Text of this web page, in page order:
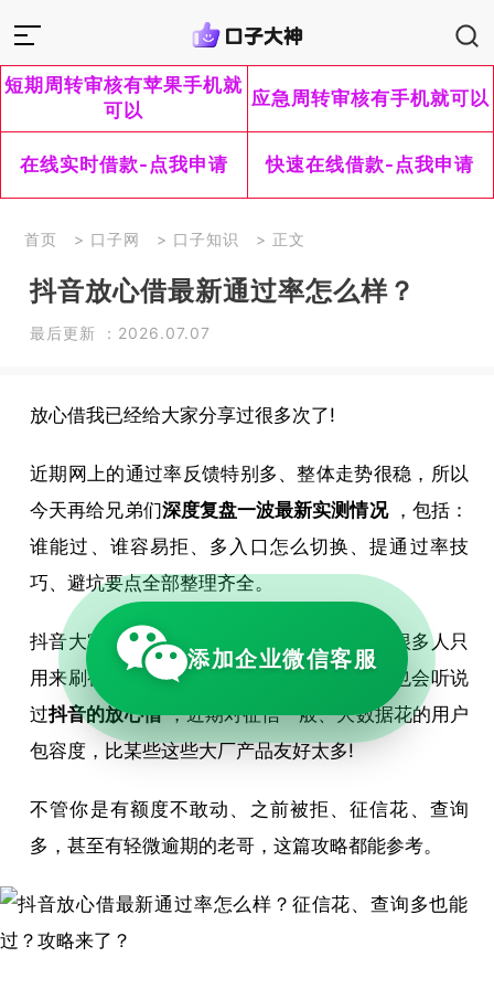
短期周转审核有苹果手机就
可以
应急周转审核有手机就可以
在线实时借款-点我申请 快速在线借款-点我申请
首页 > 口子网 > 口子知识 > 正文
抖音放心借最新通过率怎么样？
最后更新 ：2026.07.07
放心借我已经给大家分享过很多次了!
近期网上的通过率反馈特别多、整体走势很稳，所以
今天再给兄弟们深度复盘一波最新实测情况，包括：
谁能过、谁容易拒、多入口怎么切换、提通过率技
巧、避坑要点全部整理齐全。
抖音大家天天刷，国民级软件不用多说。但很多人只
用来刷视频、看直播，就算没有使用，肯定也会听说
过抖音的放心借，近期对征信一般、大数据花的用户
包容度，比某些这些大厂产品友好太多!
不管你是有额度不敢动、之前被拒、征信花、查询
多，甚至有轻微逾期的老哥，这篇攻略都能参考。
添加企业微信客服